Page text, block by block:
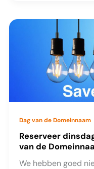
Dalfzen:
Domain
Dag van de Domeinnaam
Reserveer
van de
We hebben goed